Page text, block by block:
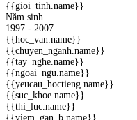
{{gioi_tinh.name}}
Năm sinh
1997 - 2007
{{hoc_van.name}}
{{chuyen_nganh.name}}
{{tay_nghe.name}}
{{ngoai_ngu.name}}
{{yeucau_hoctieng.name}}
{{suc_khoe.name}}
{{thi_luc.name}}
{{viem_gan_b.name}}